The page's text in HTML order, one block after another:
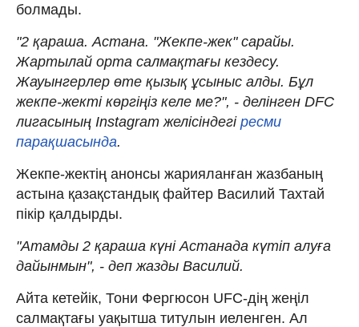
болмады.
"2 қараша. Астана. "Жекпе-жек" сарайы.
Жартылай орта салмақтағы кездесу.
Жауынгерлер өте қызық ұсыныс алды. Бұл
жекпе-жекті көргіңіз келе ме?", - делінген DFC
лигасының Instagram желісіндегі ресми
парақшасында.
Жекпе-жектің анонсы жарияланған жазбаның
астына қазақстандық файтер Василий Тахтай
пікір қалдырды.
"Атамды 2 қараша күні Астанада күтіп алуға
дайынмын", - деп жазды Василий.
Айта кетейік, Тони Фергюсон UFC-дің жеңіл
салмақтағы уақытша титулын иеленген. Ал